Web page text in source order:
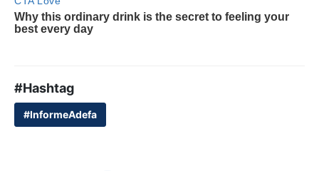
#Hashtag
#InformeAdefa